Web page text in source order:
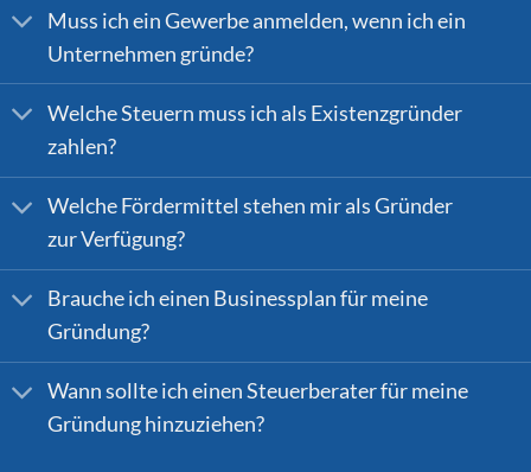
Muss ich ein Gewerbe anmelden, wenn ich ein
Unternehmen gründe?
Welche Steuern muss ich als Existenzgründer
zahlen?
Welche Fördermittel stehen mir als Gründer
zur Verfügung?
Brauche ich einen Businessplan für meine
Gründung?
Wann sollte ich einen Steuerberater für meine
Gründung hinzuziehen?